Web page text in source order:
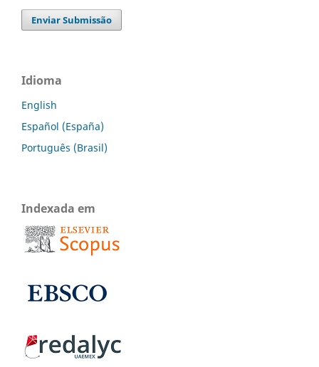
Enviar Submissão
Idioma
English
Español (España)
Português (Brasil)
Indexada em